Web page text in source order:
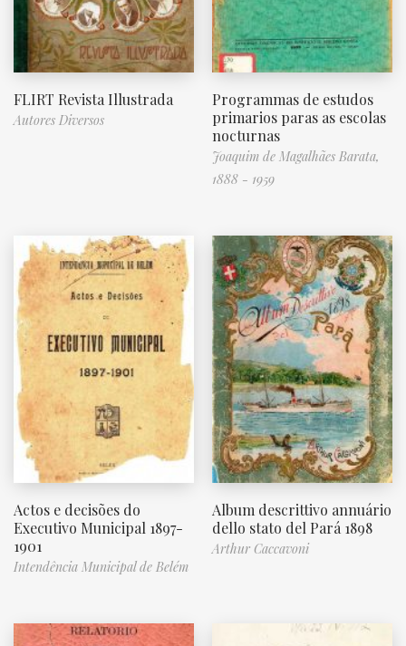
FLIRT Revista Illustrada
Autores Diversos
Programmas de estudos
primarios paras as escolas
nocturnas
Joaquim de Magalhães Barata,
1888 - 1959
Actos e decisões do
Executivo Municipal 1897-
1901
Intendência Municipal de Belém
Album descrittivo annuário
dello stato del Pará 1898
Arthur Caccavoni